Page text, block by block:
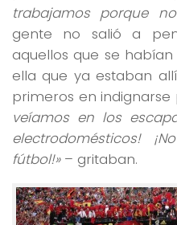
trabajamos porque
gente no salió a
aquellos que se
ella que ya estaban
primeros en indignarse
veíamos en los
electrodomésticos!
fútbol!»– gritaban.